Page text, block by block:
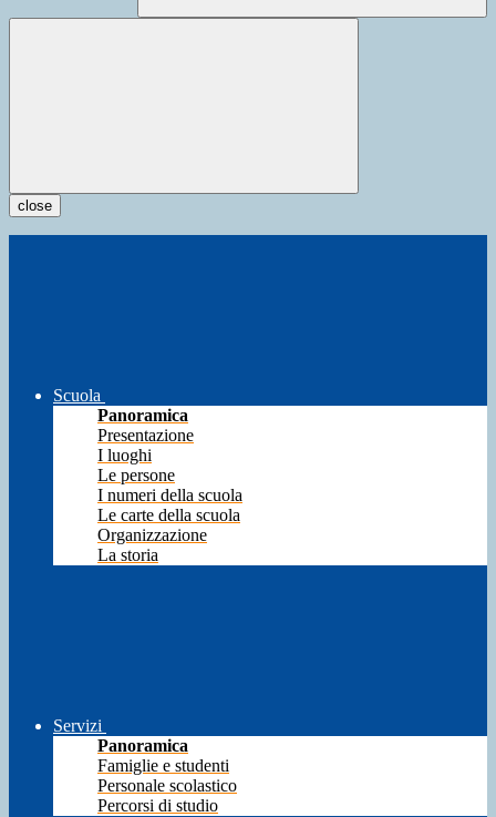
close
Scuola
Panoramica
Presentazione
I luoghi
Le persone
I numeri della scuola
Le carte della scuola
Organizzazione
La storia
Servizi
Panoramica
Famiglie e studenti
Personale scolastico
Percorsi di studio